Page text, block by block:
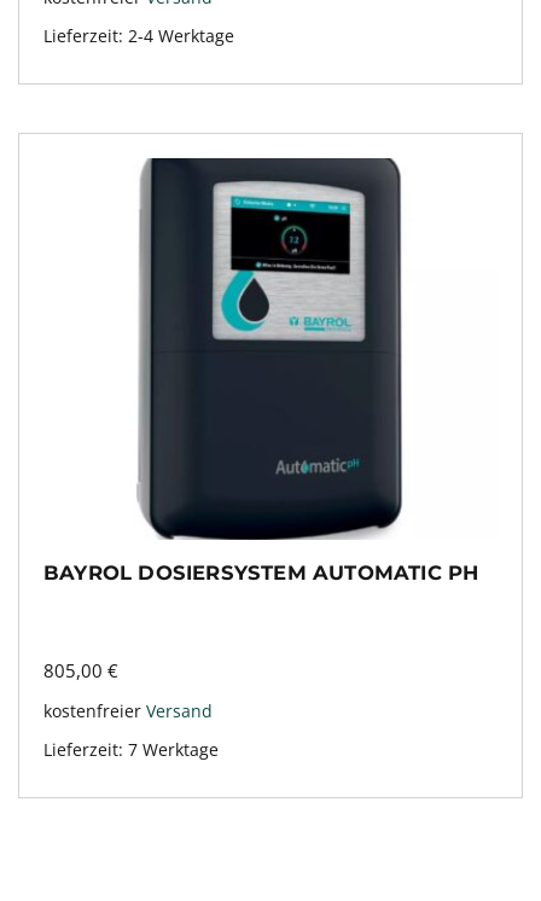
Lieferzeit: 2-4 Werktage
BAYROL DOSIERSYSTEM AUTOMATIC PH
805,00 €
kostenfreier Versand
Lieferzeit: 7 Werktage